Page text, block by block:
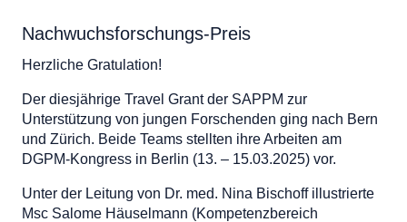
Nachwuchsforschungs-Preis
Herzliche Gratulation!
Der diesjährige Travel Grant der SAPPM zur
Unterstützung von jungen Forschenden ging nach Bern
und Zürich. Beide Teams stellten ihre Arbeiten am
DGPM-Kongress in Berlin (13. – 15.03.2025) vor.
Unter der Leitung von Dr. med. Nina Bischoff illustrierte
Msc Salome Häuselmann (Kompetenzbereich